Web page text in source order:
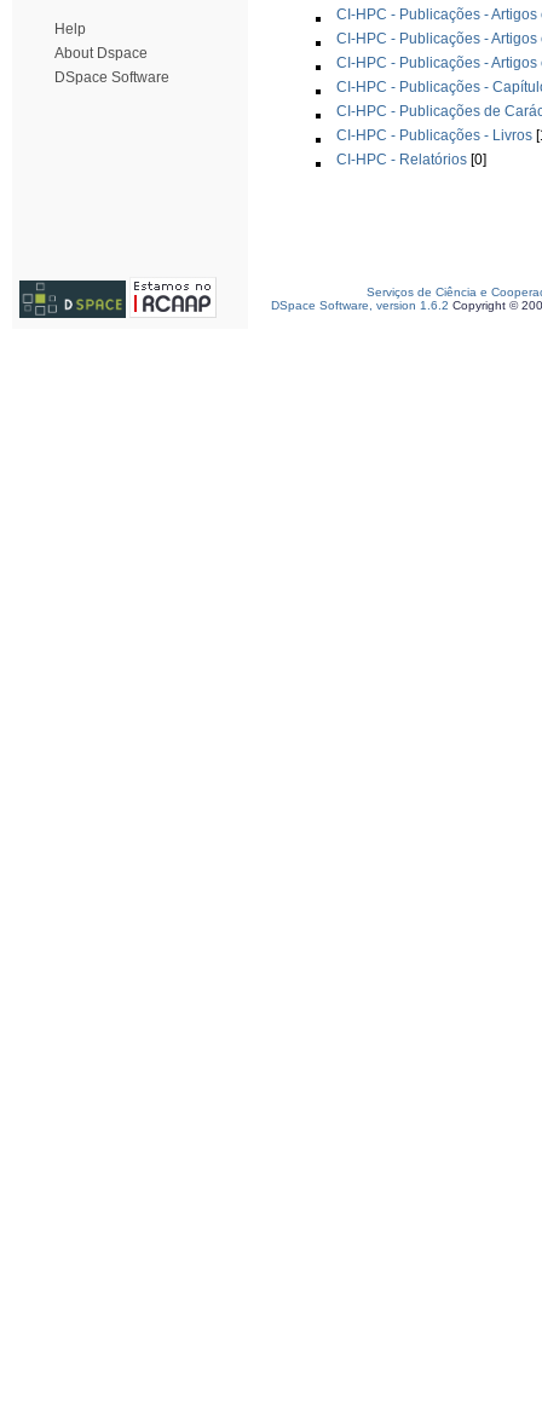
Help
About Dspace
DSpace Software
CI-HPC - Publicações -
CI-HPC - Publicações -
CI-HPC - Publicações -
CI-HPC - Publicações -
CI-HPC - Publicações de
CI-HPC - Publicações - Livros
CI-HPC - Relatórios [0]
Serviços de Ciência e
DSpace Software, version 1.6.2 Copyright ©